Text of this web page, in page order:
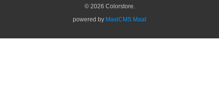
© 2026 Colorstore.
powered by MaxiCMS Maat